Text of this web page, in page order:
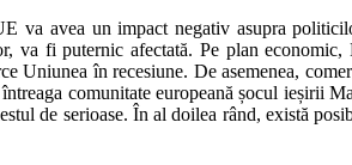
va avea un impact negativ asupra
va fi puternic afectată. Pe plan
Uniunea în recesiune. De asemenea,
comunitate europeană șocul
de serioase. În al doilea rând, există